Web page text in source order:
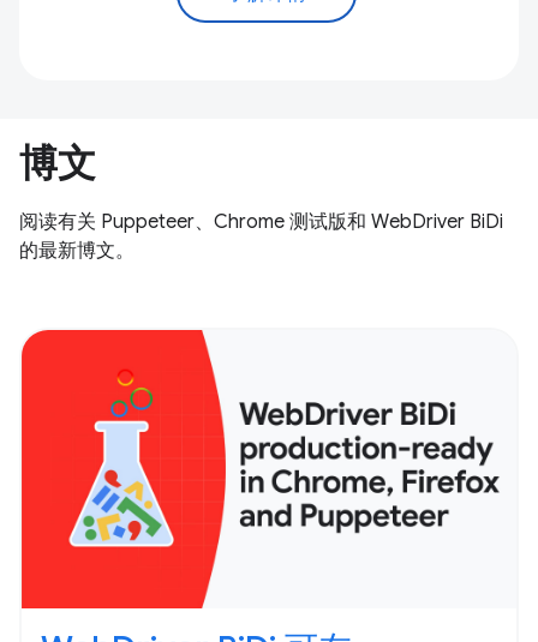
博文
阅读有关 Puppeteer、Chrome 测试版和 WebDriver BiDi
的最新博文。